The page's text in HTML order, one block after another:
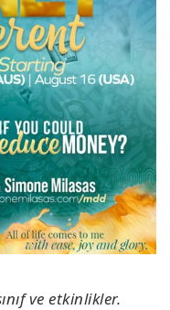
ve etkinlikler.